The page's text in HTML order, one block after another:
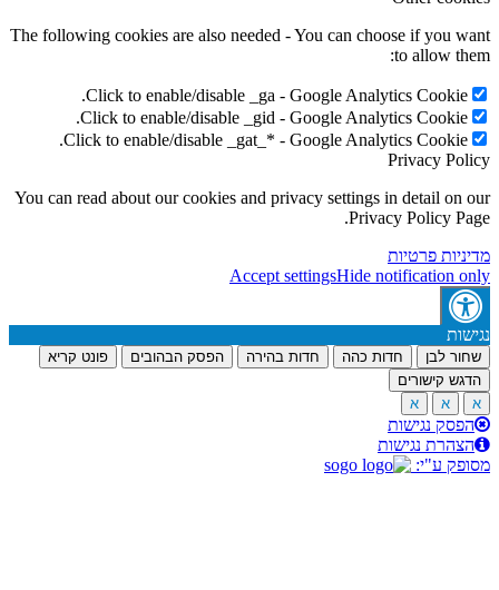
The following cookies are also needed - You can choose if you
to allow
Click to enable/disable _ga - Google Analytics
Click to enable/disable _gid - Google Analytics
Click to enable/disable _gat_* - Google Analytics
Privacy
You can read about our cookies and privacy settings in detail
Privacy Policy
פרטיות
Accept settings Hide notification
לבן חדות כהה חדות בהירה הפסק הבהובים
פונט קריא
קישורים
א
א
נגישות
נגישות
ע"י: